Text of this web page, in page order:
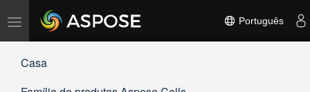
Alternar
navegação
Português
Casa